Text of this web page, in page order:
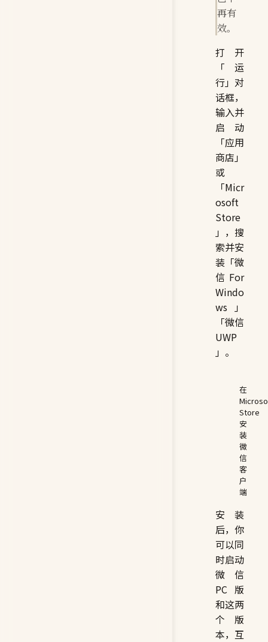
再有
效。
打开
「运
行」对
话框，
输入并
启动
「应用
商店」
或
「Micr
osoft
Store
」，搜
索并安
装「微
信 For
Windo
ws」
「微信
UWP
」。
在
Store
安
装
微
信
客
户
端
安装
后，你
可以同
时启动
微信
PC 版
和这两
个版
本，互